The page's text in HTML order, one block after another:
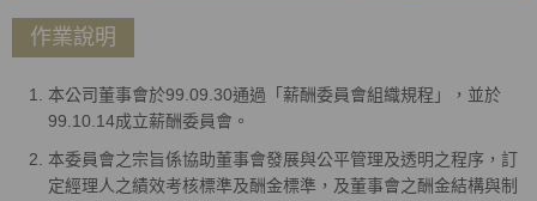
作業說明
本公司董事會於99.09.30通過「薪酬委員會組織規程」，並於
99.10.14成立薪酬委員會。
本委員會之宗旨係協助董事會發展與公平管理及透明之程序，訂
定經理人之績效考核標準及酬金標準，及董事會之酬金結構與制